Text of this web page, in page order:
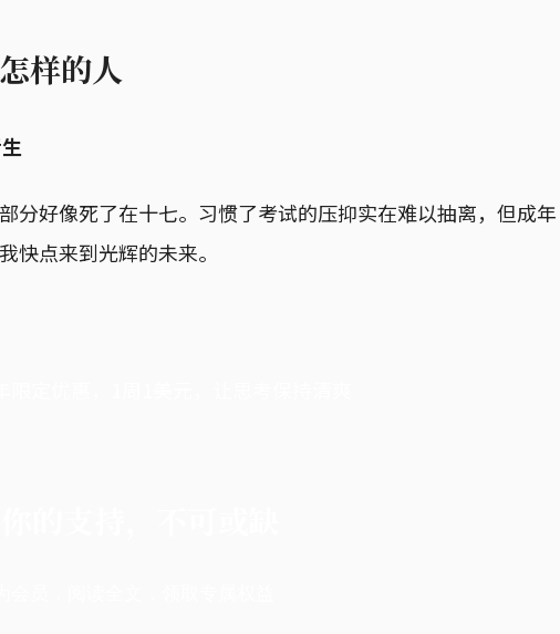
样的人
分好像死了在十七。习惯了考试的压抑实在难以抽离，但成年
快点来到光辉的未来。